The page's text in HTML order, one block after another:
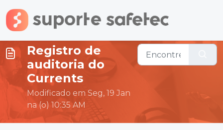
Ir para o conteúdo principal
Registro de
auditoria do
Currents
Modificado em Seg, 19 Jan
na (o) 10:35 AM